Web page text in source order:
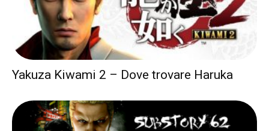
Yakuza Kiwami 2 – Dove trovare Haruka